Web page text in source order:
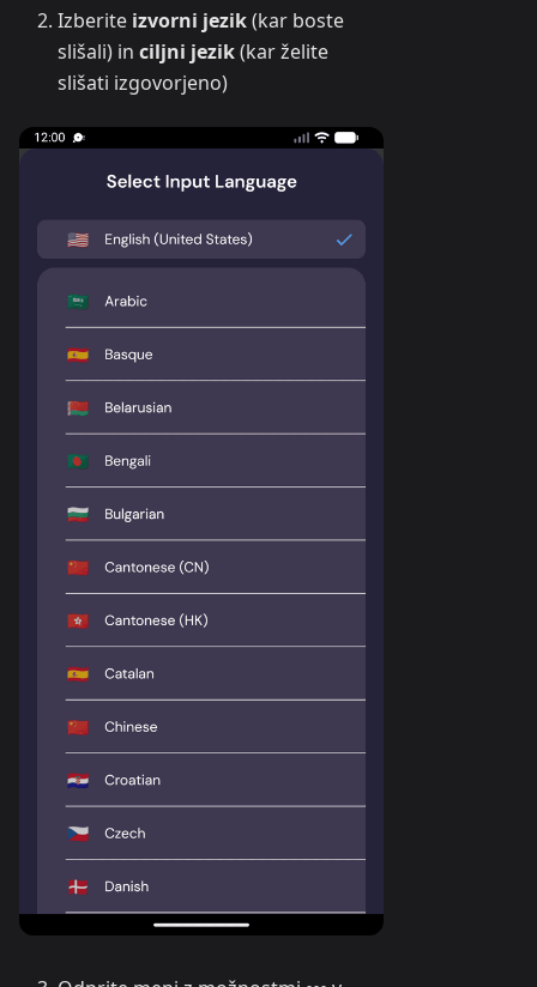
Izberite izvorni jezik(kar boste
slišali) in ciljni jezik(kar želite
slišati izgovorjeno)